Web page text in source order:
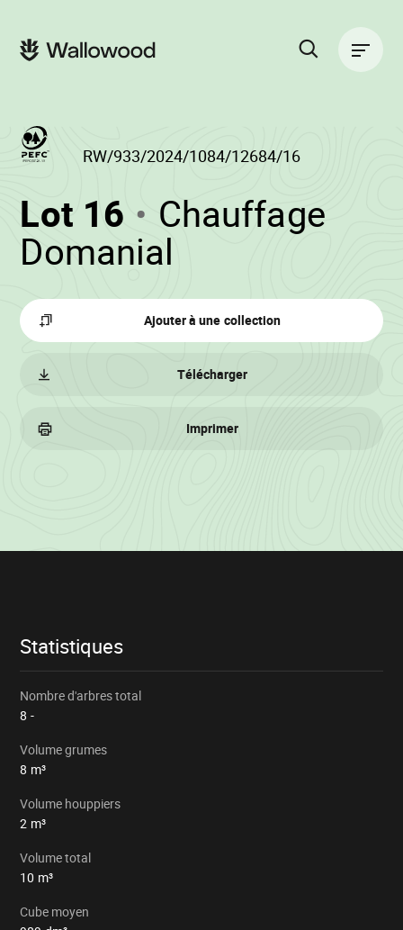
contenu
navigation
principale
Lot 16 (RW/933/2024/
-
Chauffage
Domanial
Wallowood
RW/933/2024/1084/12684/16
Ajouter à une collection
Télécharger
Imprimer
Informations
Statistiques
Nombre d'arbres total
8 -
Volume grumes
8 m³
Volume houppiers
2 m³
Volume total
10 m³
Cube moyen
principale